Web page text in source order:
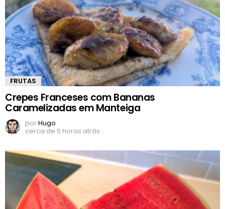
FRUTAS
Crepes Franceses com Bananas
Caramelizadas em Manteiga
porHugo
cerca de 5 horas atrás